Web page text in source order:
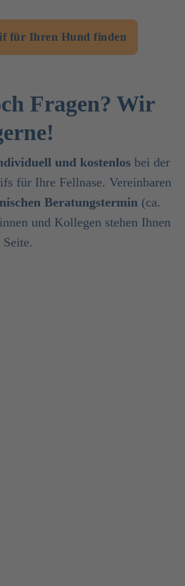
für Ihren Hund finden
Fragen? Wir
und kostenlos bei der
für Ihre Fellnase. Vereinbaren
Beratungstermin (ca.
und Kollegen stehen Ihnen